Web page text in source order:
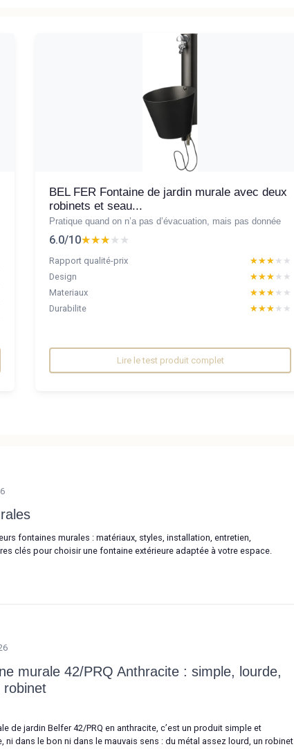
BEL FER Fontaine de jardin murale avec deux
robinets et seau...
Pratique quand on n’a pas d’évacuation, mais pas donnée
6.0/10★★★★★
★★★★★
Rapport qualité-prix ★★★★★
★★★★★
Design
★★★★★
★★★★★
Materiaux
★★★★★
★★★★★
Durabilite
★★★★★
★★★★★
Lire le test produit complet
fontaines murales : matériaux, styles, installation, entretien,
clés pour choisir une fontaine extérieure adaptée à votre espace.
murale 42/PRQ Anthracite : simple, lourde,
robinet
de jardin Belfer 42/PRQ en anthracite, c’est un produit simple et
ni dans le bon ni dans le mauvais sens : du métal assez lourd, un robinet